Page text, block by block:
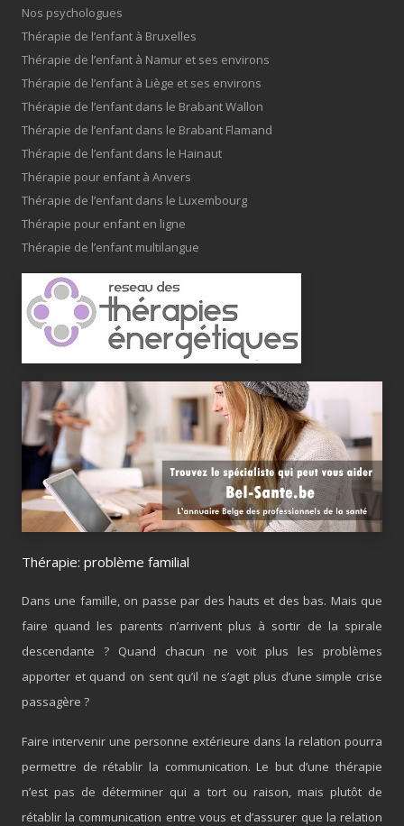
Nos psychologues
Thérapie de l’enfant à Bruxelles
Thérapie de l’enfant à Namur et ses environs
Thérapie de l’enfant à Liège et ses environs
Thérapie de l’enfant dans le Brabant Wallon
Thérapie de l’enfant dans le Brabant Flamand
Thérapie de l’enfant dans le Hainaut
Thérapie pour enfant à Anvers
Thérapie de l’enfant dans le Luxembourg
Thérapie pour enfant en ligne
Thérapie de l’enfant multilangue
Thérapie: problème familial
Dans une famille, on passe par des hauts et des bas. Mais que
faire quand les parents n’arrivent plus à sortir de la spirale
descendante ? Quand chacun ne voit plus les problèmes
apporter et quand on sent qu’il ne s’agit plus d’une simple crise
passagère ?
Faire intervenir une personne extérieure dans la relation pourra
permettre de rétablir la communication. Le but d’une thérapie
n’est pas de déterminer qui a tort ou raison, mais plutôt de
rétablir la communication entre vous et d’assurer que la relation